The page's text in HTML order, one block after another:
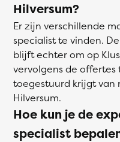
Hilversum?
Er zijn verschillende
specialist te vinden.
blijft echter om op
vervolgens de offertes
toegestuurd krijgt van
Hilversum.
Hoe kun je de
specialist